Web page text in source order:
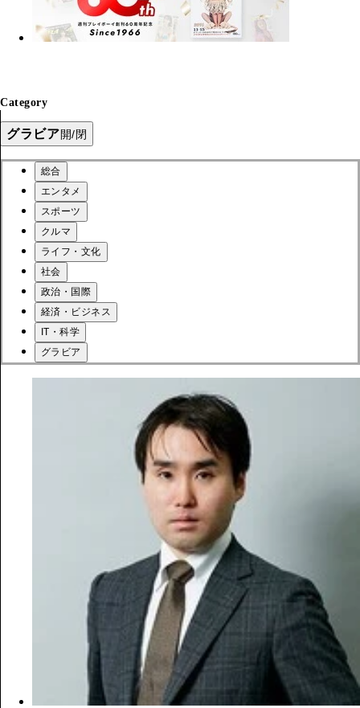
Category
グラビア開/閉
総合
エンタメ
スポーツ
クルマ
ライフ・文化
社会
政治・国際
経済・ビジネス
IT・科学
グラビア